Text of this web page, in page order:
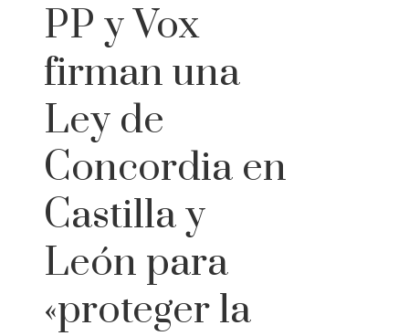
PP y Vox
firman una
Ley de
Concordia en
Castilla y
León para
«proteger la